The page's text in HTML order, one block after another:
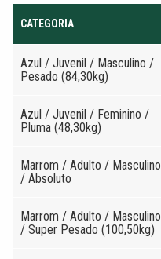
CATEGORIA
Azul / Juvenil / Masculino /
Pesado (84,30kg)
Azul / Juvenil / Feminino /
Pluma (48,30kg)
Marrom / Adulto / Masculino
/ Absoluto
Marrom / Adulto / Masculino
/ Super Pesado (100,50kg)